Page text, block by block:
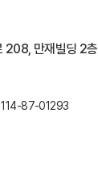
208, 만재빌딩 2층
114-87-01293